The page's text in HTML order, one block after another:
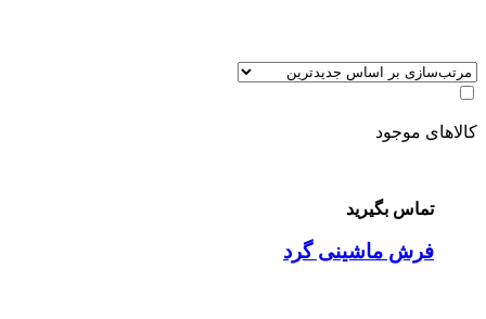
کالاهای موجود
تماس بگیرید
فرش ماشینی گرد